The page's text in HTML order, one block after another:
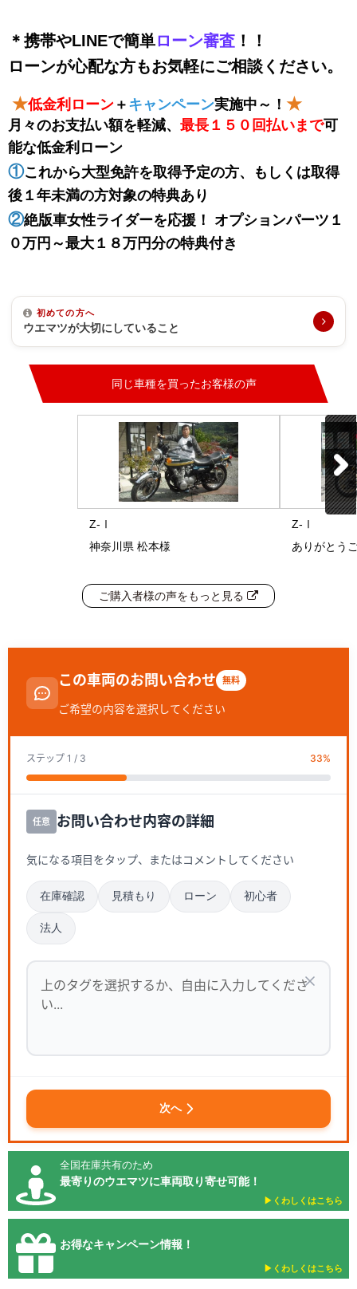
＊携帯やLINEで簡単ローン審査 ！！
ローンが心配な方もお気軽にご相談ください。
★低金利ローン ＋ キャンペーン実施中～！ ★
月々のお支払い額を軽減、 最長１５０回払いまで可
能な低金利ローン
①これから大型免許を取得予定の方、もしくは取得
後１年未満の方対象の特典あり
②絶版車女性ライダーを応援！ オプションパーツ１
０万円～最大１８万円分の特典付き
初めての方へ
ウエマツが大切にしていること
同じ車種を買ったお客様の声
Z-Ⅰ
神奈川県 松本様
Z-Ⅰ
ありがとう
ご購入者様の声をもっと見る
この車両のお問い合わせ 無料
ご希望の内容を選択してください
ステップ 1 / 3 33%
任意 お問い合わせ内容の詳細
気になる項目をタップ、またはコメントしてください
在庫確認 見積もり ローン 初心者
法人
次へ
全国在庫共有のため
最寄りのウエマツに車両取り寄せ可能！
▶︎くわしくはこちら
お得なキャンペーン情報！
▶︎くわしくはこちら